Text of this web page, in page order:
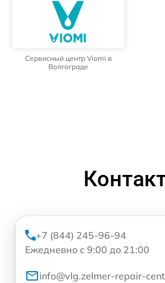
Сервисный центр Viomi в
Волгограде
+7 (844) 245-96-94
Ежедневно с 9:00 до 21:00
info@vlg.zelmer-repair-